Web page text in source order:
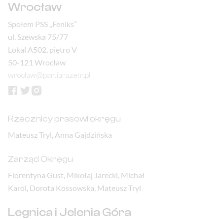
Wrocław
Społem PSS „Feniks”
ul. Szewska 75/77
Lokal A502, piętro V
50-121 Wrocław
wroclaw@partiarazem.pl
Rzecznicy prasowi okręgu
Mateusz Tryl, Anna Gajdzińska
Zarząd Okręgu
Florentyna Gust, Mikołaj Jarecki, Michał
Karol, Dorota Kossowska, Mateusz Tryl
Legnica i Jelenia Góra